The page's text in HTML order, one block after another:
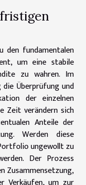
den fundamentalen
um eine stabile
zu wahren. Im
Überprüfung und
der einzelnen
Zeit verändern sich
Anteile der
Werden diese
ungewollt zu
Der Prozess
Zusammensetzung,